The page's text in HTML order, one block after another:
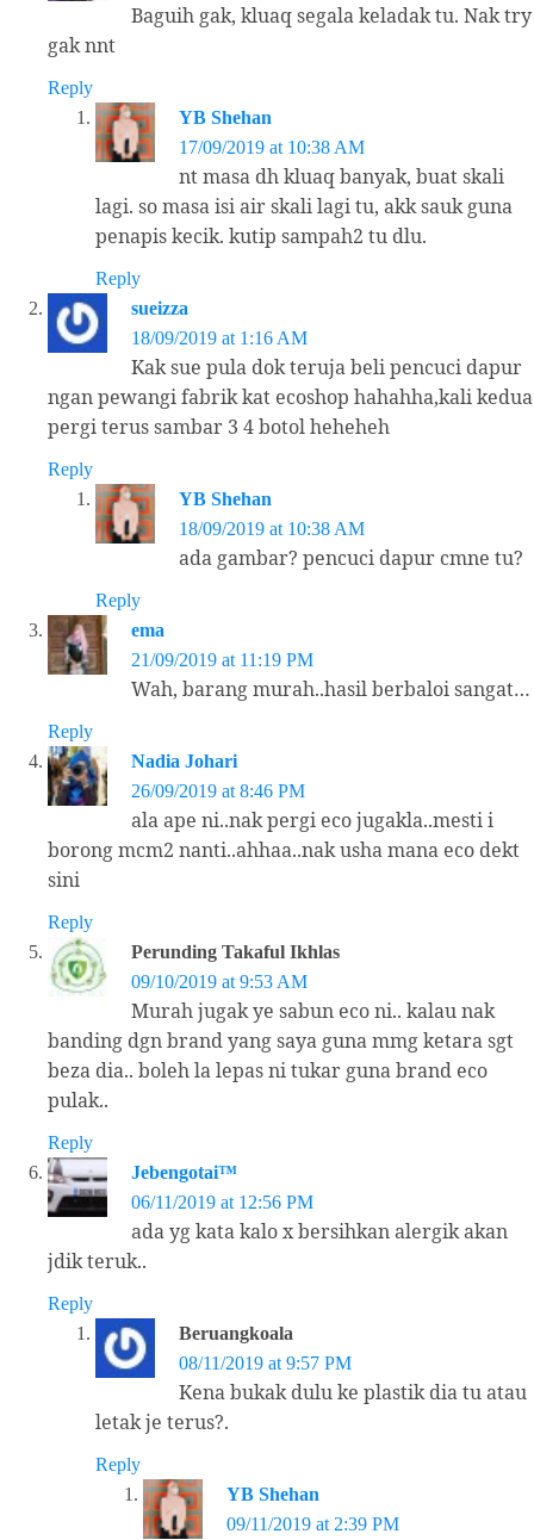
Baguih gak, kluaq segala keladak tu. Nak try
gak nnt
Reply
YB Shehan
17/09/2019 at 10:38 AM
nt masa dh kluaq banyak, buat skali
lagi. so masa isi air skali lagi tu, akk sauk guna
penapis kecik. kutip sampah2 tu dlu.
Reply
sueizza
18/09/2019 at 1:16 AM
Kak sue pula dok teruja beli pencuci dapur
ngan pewangi fabrik kat ecoshop hahahha,kali kedua
pergi terus sambar 3 4 botol heheheh
Reply
YB Shehan
18/09/2019 at 10:38 AM
ada gambar? pencuci dapur cmne tu?
Reply
ema
21/09/2019 at 11:19 PM
Wah, barang murah..hasil berbaloi sangat…
Reply
Nadia Johari
26/09/2019 at 8:46 PM
ala ape ni..nak pergi eco jugakla..mesti i
borong mcm2 nanti..ahhaa..nak usha mana eco dekt
sini
Reply
Perunding Takaful Ikhlas
09/10/2019 at 9:53 AM
Murah jugak ye sabun eco ni.. kalau nak
banding dgn brand yang saya guna mmg ketara sgt
beza dia.. boleh la lepas ni tukar guna brand eco
pulak..
Reply
Jebengotai™
06/11/2019 at 12:56 PM
ada yg kata kalo x bersihkan alergik akan
jdik teruk..
Reply
Beruangkoala
08/11/2019 at 9:57 PM
Kena bukak dulu ke plastik dia tu atau
letak je terus?.
Reply
YB Shehan
09/11/2019 at 2:39 PM